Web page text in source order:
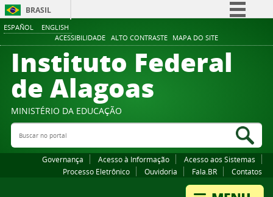
ESPAÑOL ENGLISH
ACESSIBILIDADE ALTO CONTRASTE MAPA DO SITE
BRASIL
Comunica BR
Participe
Canais
Instituto Federal
de Alagoas
MINISTÉRIO DA EDUCAÇÃO
Buscar no portal
Governança Acesso à Informação
Acesso aos Sistemas
Processo Eletrônico
Ouvidoria Fala.BR Contatos